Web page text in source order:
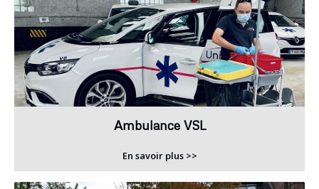
Ambulance VSL
En savoir plus >>